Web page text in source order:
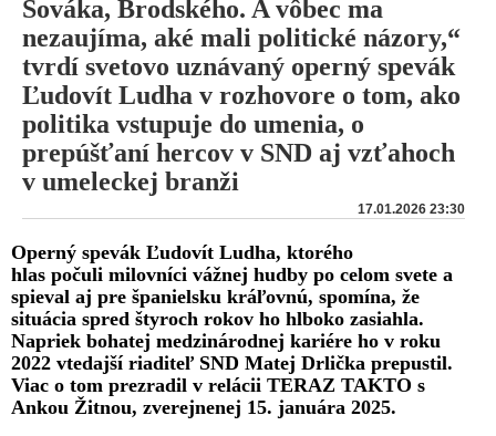
Sováka, Brodského. A vôbec ma
nezaujíma, aké mali politické názory,“
tvrdí svetovo uznávaný operný spevák
Ľudovít Ludha v rozhovore o tom, ako
politika vstupuje do umenia, o
prepúšťaní hercov v SND aj vzťahoch
v umeleckej branži
17.01.2026 23:30
Operný spevák Ľudovít Ludha, ktorého
hlas počuli milovníci vážnej hudby po celom svete a
spieval aj pre španielsku kráľovnú, spomína, že
situácia spred štyroch rokov ho hlboko zasiahla.
Napriek bohatej medzinárodnej kariére ho v roku
2022 vtedajší riaditeľ SND Matej Drlička prepustil.
Viac o tom prezradil v relácii TERAZ TAKTO s
Ankou Žitnou, zverejnenej 15. januára 2025.